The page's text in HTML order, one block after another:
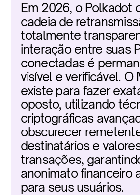
Em 2026, o Polkadot
cadeia de
totalmente
interação entre suas
conectadas é
visível e verificável. O
existe para fazer
oposto, utilizando
criptográficas
obscurecer
destinatários e
transações,
anonimato financeiro
para seus usuários.